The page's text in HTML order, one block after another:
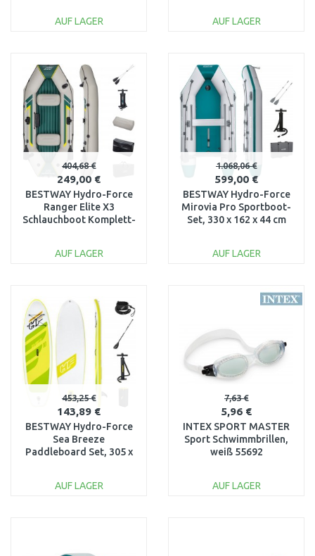
AUF LAGER
Vergleichen
AUF LAGER
Vergleichen
404,68 €
249,00 €
BESTWAY Hydro-Force
Ranger Elite X3
Schlauchboot Komplett-
AUF LAGER
Vergleichen
1.068,06 €
599,00 €
BESTWAY Hydro-Force
Mirovia Pro Sportboot-
Set, 330 x 162 x 44 cm
AUF LAGER
453,25 €
143,89 €
BESTWAY Hydro-Force
Sea Breeze
Paddleboard Set, 305 x
AUF LAGER
7,63 €
5,96 €
INTEX SPORT MASTER
Sport Schwimmbrillen,
weiß 55692
AUF LAGER